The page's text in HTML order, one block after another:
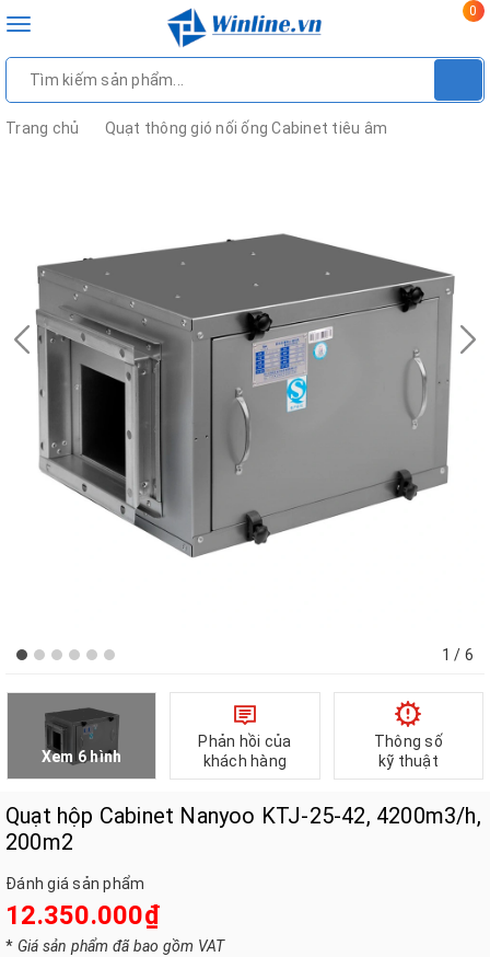
Toggle
0
Trang chủ Quạt thông gió nối ống Cabinet tiêu âm
1 / 6
Xem 6 hình
Phản hồi của
khách hàng
Thông số
kỹ thuật
Quạt hộp Cabinet Nanyoo KTJ-25-42, 4200m3/h,
200m2
Đánh giá sản phẩm
12.350.000₫
* Giá sản phẩm đã bao gồm VAT